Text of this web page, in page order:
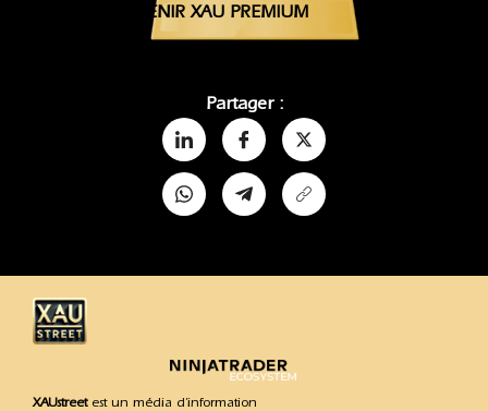
DEVENIR XAU PREMIUM
Partager :
XAUstreetest un média d’information